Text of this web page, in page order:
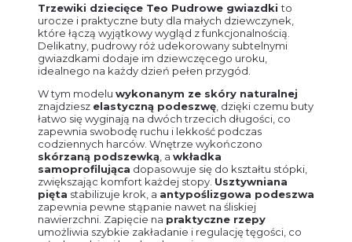
Trzewiki dziecięce Teo Pudrowe gwiazdkito
urocze i praktyczne buty dla małych dziewczynek,
które łączą wyjątkowy wygląd z funkcjonalnością.
Delikatny, pudrowy róż udekorowany subtelnymi
gwiazdkami dodaje im dziewczęcego uroku,
idealnego na każdy dzień pełen przygód.
W tym modelu wykonanym ze skóry naturalnej
znajdziesz elastyczną podeszwę , dzięki czemu buty
łatwo się wyginają na dwóch trzecich długości, co
zapewnia swobodę ruchu i lekkość podczas
codziennych harców. Wnętrze wykończono
skórzaną podszewką , a wkładka
samoprofilująca dopasowuje się do kształtu stópki,
zwiększając komfort każdej stopy. Usztywniana
pięta stabilizuje krok, a antypoślizgowa podeszwa
zapewnia pewne stąpanie nawet na śliskiej
nawierzchni. Zapięcie na praktyczne rzepy
umożliwia szybkie zakładanie i regulację tęgości, co